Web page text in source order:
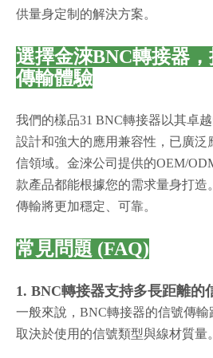
供量身定制的解決方案。
選擇金淶BNC轉接器
傳輸體驗
我們的樣品31 BNC轉接器以其卓
設計和強大的應用兼容性，已廣泛
信領域。金淶公司提供的OEM/
款產品都能根據您的需求量身打造
傳輸將更加穩定、可靠。
常見問題 (FAQ)
1. BNC轉接器支持多長距離的
一般來說，BNC轉接器的信號傳輸
取決於使用的信號類型與線材質量。